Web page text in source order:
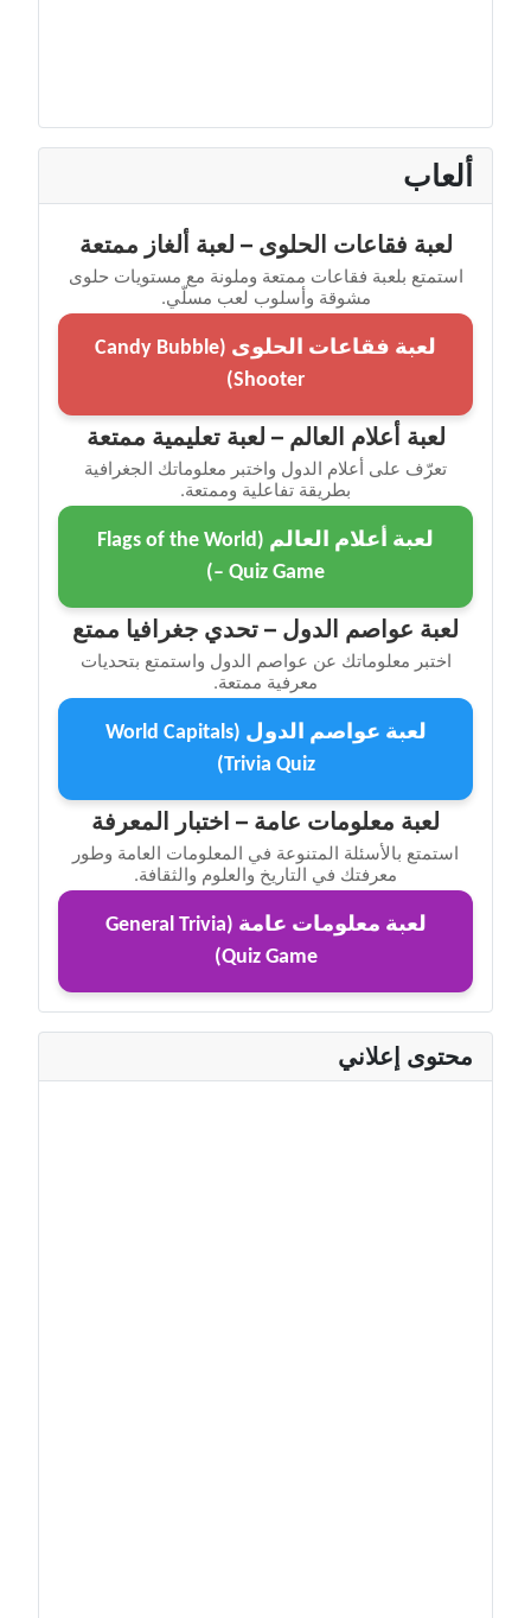
ألعاب
لعبة فقاعات الحلوى – لعبة ألغاز ممتعة
استمتع بلعبة فقاعات ممتعة وملونة مع مستويات حلوى
مشوقة وأسلوب لعب مسلّي.
لعبة فقاعات الحلوى (Candy Bubble
Shooter)
لعبة أعلام العالم – لعبة تعليمية ممتعة
تعرّف على أعلام الدول واختبر معلوماتك الجغرافية
بطريقة تفاعلية وممتعة.
لعبة أعلام العالم (Flags of the World
– Quiz Game)
لعبة عواصم الدول – تحدي جغرافيا ممتع
اختبر معلوماتك عن عواصم الدول واستمتع بتحديات
معرفية ممتعة.
لعبة عواصم الدول (World Capitals
Trivia Quiz)
لعبة معلومات عامة – اختبار المعرفة
استمتع بالأسئلة المتنوعة في المعلومات العامة وطور
معرفتك في التاريخ والعلوم والثقافة.
لعبة معلومات عامة (General Trivia
Quiz Game)
محتوى إعلاني